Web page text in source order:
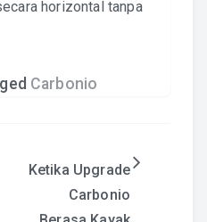
horizontal tanpa
Carbonio
Ketika Upgrade
Carbonio